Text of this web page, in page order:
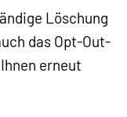
Löschung
das Opt-Out-
erneut